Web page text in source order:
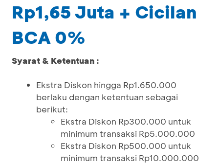
Rp1,65 Juta + Cicilan
BCA 0%
Syarat & Ketentuan :
Ekstra Diskon hingga Rp1.650.000
berlaku dengan ketentuan sebagai
berikut:
Ekstra Diskon Rp300.000 untuk
minimum transaksi Rp5.000.000
Ekstra Diskon Rp500.000 untuk
minimum transaksi Rp10.000.000